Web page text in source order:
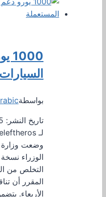
بواسطة
وضعت وزارة
الوزراء
التخلص من
المقرر أن
الأربعاء.